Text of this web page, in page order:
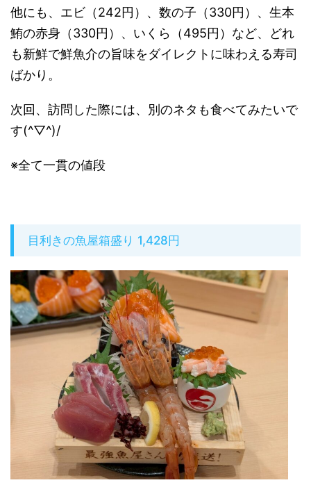
他にも、エビ（242円）、数の子（330円）、生本
鮪の赤身（330円）、いくら（495円）など、どれ
も新鮮で鮮魚介の旨味をダイレクトに味わえる寿司
ばかり。
次回、訪問した際には、別のネタも食べてみたいで
す(^▽^)/
※全て一貫の値段
目利きの魚屋箱盛り 1,428円